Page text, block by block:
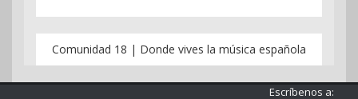
Comunidad 18 | Donde vives la música española
Escríbenos a: